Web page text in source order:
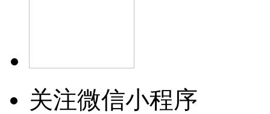
关注微信小程序